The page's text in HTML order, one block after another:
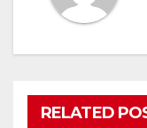
RELATED